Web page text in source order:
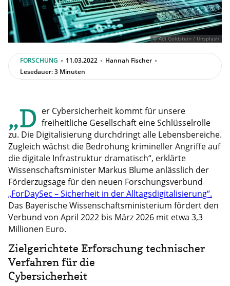
© Adi Goldstein / Unsplash
FORSCHUNG 11.03.2022
Hannah Fischer
Lesedauer: 3 Minuten
„D er Cybersicherheit kommt für unsere
freiheitliche Gesellschaft eine Schlüsselrolle
zu. Die Digitalisierung durchdringt alle Lebensbereiche.
Zugleich wächst die Bedrohung krimineller Angriffe auf
die digitale Infrastruktur dramatisch“, erklärte
Wissenschaftsminister Markus Blume anlässlich der
Förderzugsage für den neuen Forschungsverbund
„ForDaySec – Sicherheit in der Alltagsdigitalisierung“.
Das Bayerische Wissenschaftsministerium fördert den
Verbund von April 2022 bis März 2026 mit etwa 3,3
Millionen Euro.
Zielgerichtete Erforschung technischer
Verfahren für die
Cybersicherheit